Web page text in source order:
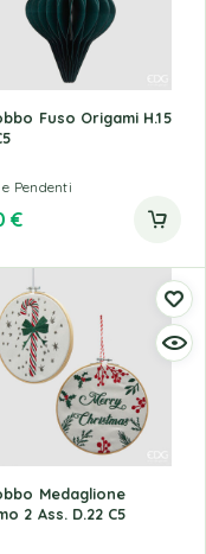
Fuso Origami H.15
e Pendenti
€
Medaglione
2 Ass. D.22 C5